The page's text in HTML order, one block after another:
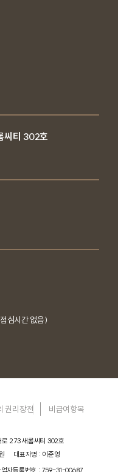
씨티 302호
심시간 없음)
권리장전 비급여항목
로 273 새롬씨티 302호
대표자명 : 이준영
업자등록번호 : 759-31-00687